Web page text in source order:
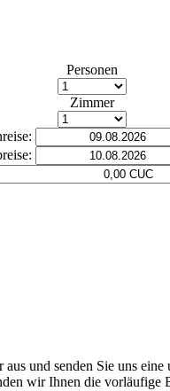
Personen
Zimmer
und senden Sie uns
wir Ihnen die